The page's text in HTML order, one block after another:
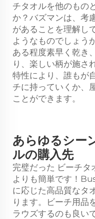
チタオルを他のもの
か？バズマンは、考
があることを理解し
ようなものでしょう
ある程度素早く乾き
り、楽しい柄が施さ
特性により、誰もが
チに持っていくか、
ことができます。
あらゆるシー
ルの購入先
完璧だった ビーチタ
よりも簡単です！
に応じた高品質なタ
ります。ビーチ用品
ラウズするのも良い